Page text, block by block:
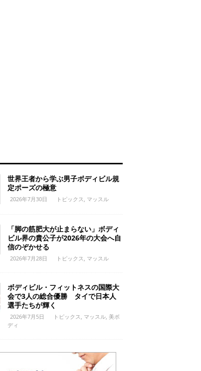
世界王者から学ぶ男子ボディビル規
定ポーズの極意
2026年7月30日 トピックス マッスル
「脚の筋肥大が止まらない」ボディ
ビル界の貴公子が2026年の大会へ自
信のぞかせる
2026年7月28日 トピックス マッスル
ボディビル・フィットネスの国際大
会で3人の総合優勝 タイで日本人
選手たちが輝く
2026年7月5日 トピックス マッスル, 美ボ
ディ